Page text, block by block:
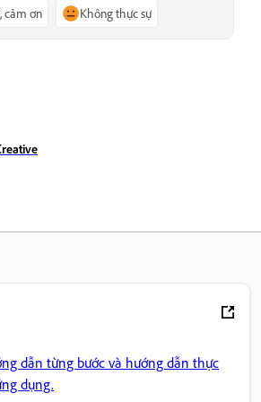
cảm ơn Không thực sự
dẫn từng bước và hướng dẫn thực
dụng.